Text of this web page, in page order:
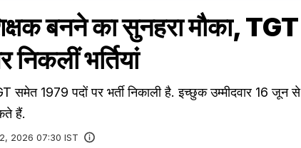
बनने का सुनहरा मौका, TGT
भर्तियां
समेत 1979 पदों पर भर्ती निकाली है. इच्छुक उम्मीदवार 16 जून से
हैं.
2026 07:30 IST